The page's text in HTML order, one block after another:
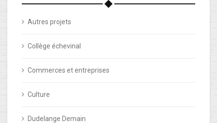
Autres projets
Collège échevinal
Commerces et entreprises
Culture
Dudelange Demain